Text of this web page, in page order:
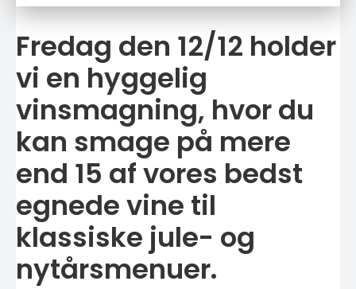
Fredag den 12/12 holder
vi en hyggelig
vinsmagning, hvor du
kan smage på mere
end 15 af vores bedst
egnede vine til
klassiske jule- og
nytårsmenuer.